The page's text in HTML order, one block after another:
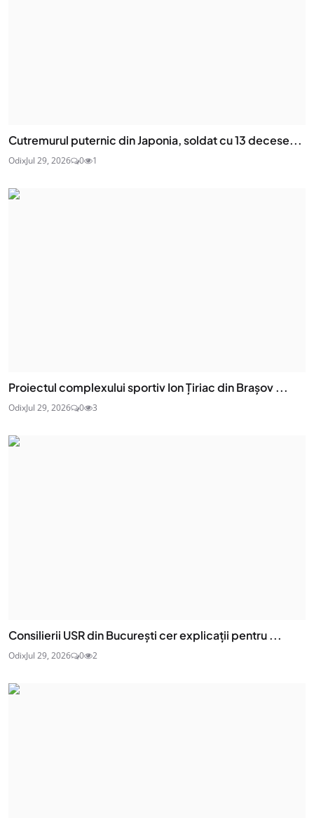
Cutremurul puternic din Japonia, soldat cu 13 decese...
OdixJul 29, 2026 0 1
Proiectul complexului sportiv Ion Țiriac din Brașov ...
OdixJul 29, 2026 0 3
Consilierii USR din București cer explicații pentru ...
OdixJul 29, 2026 0 2